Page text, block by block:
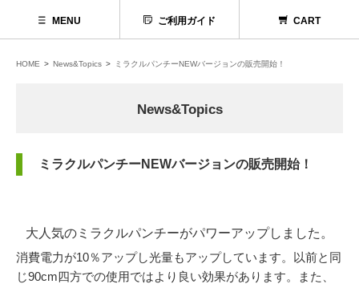
MENU
代理店募集
ご利用ガイド CART
HOME News&Topics ミラクルパンチーNEWバージョンの販売開始！
News&Topics
ミラクルパンチーNEWバージョンの販売開始！
大人気のミラクルパンチーがパワーアップしました。
消費電力が10％アップし光量もアップしています。以前と同
じ90cm四方での使用ではより良い効果があります。また、